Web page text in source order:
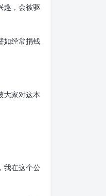
趣，会被驱
如经常捐钱
大家对这本
我在这个公